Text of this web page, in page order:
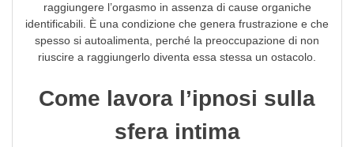
raggiungere l’orgasmo in assenza di cause organiche
identificabili. È una condizione che genera frustrazione e che
spesso si autoalimenta, perché la preoccupazione di non
riuscire a raggiungerlo diventa essa stessa un ostacolo.
Come lavora l’ipnosi sulla
sfera intima